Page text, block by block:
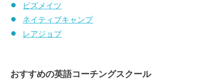
ビズメイツ
ネイティブキャンプ
レアジョブ
おすすめの英語コーチングスクール